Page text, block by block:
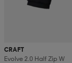
CRAFT
Evolve 2.0 Half Zip W